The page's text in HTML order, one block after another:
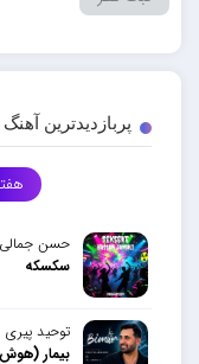
پربازدیدترین آهنگ
حسن جمالی
سکسکه
توحید پیری
بیمار